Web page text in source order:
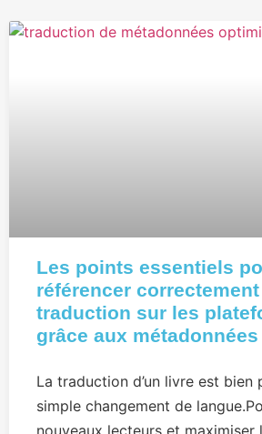
Les points essentiels
référencer
traduction sur les
grâce aux métadonnées
La traduction d’un livre est bien
simple changement de
nouveaux lecteurs et maximiser